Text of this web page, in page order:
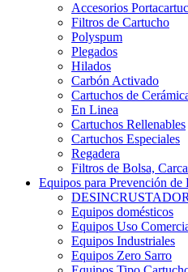
Accesorios
Filtros de Cartucho
Polyspum
Plegados
Hilados
Carbón Activado
Cartuchos de
En Linea
Cartuchos Rellenables
Cartuchos Especiales
Regadera
Filtros de Bolsa,
Equipos para Prevención de
Equipos domésticos
Equipos Uso
Equipos Industriales
Equipos Zero Sarro